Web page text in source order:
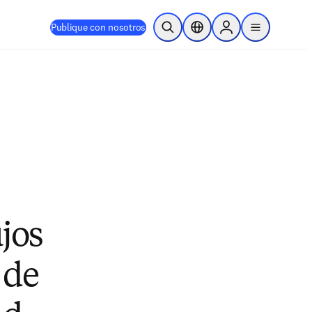
Publique con nosotros Abrir búsquedaSelector de ubicación
Sign in to products
menu